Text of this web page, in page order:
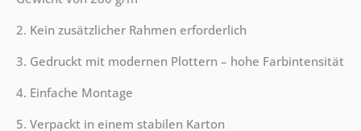
2. Kein zusätzlicher Rahmen erforderlich
3. Gedruckt mit modernen Plottern – hohe Farbintensität
4. Einfache Montage
5. Verpackt in einem stabilen Karton